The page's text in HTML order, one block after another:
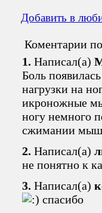
Добавить в
Коментарии
1. Написал(а)
Боль
нагрузки на
икроножные
ногу немного
сжимании
2. Написал(а)
не понятно к
3. Написал(а)
спасибо